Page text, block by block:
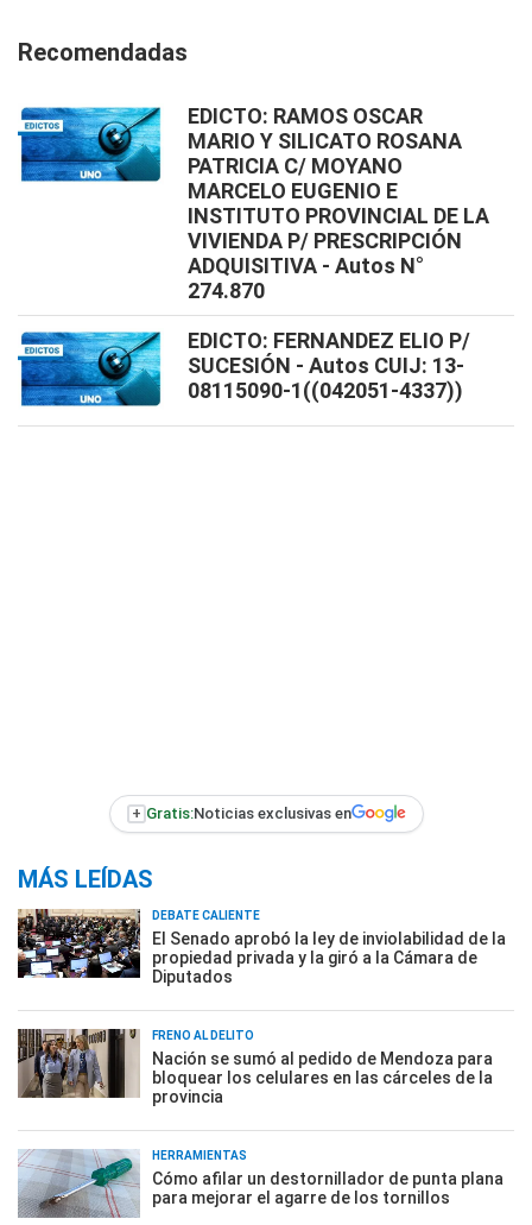
Recomendadas
EDICTO: RAMOS OSCAR
MARIO Y SILICATO ROSANA
PATRICIA C/ MOYANO
MARCELO EUGENIO E
INSTITUTO PROVINCIAL DE LA
VIVIENDA P/ PRESCRIPCIÓN
ADQUISITIVA - Autos N°
274.870
EDICTO: FERNANDEZ ELIO P/
SUCESIÓN - Autos CUIJ: 13-
08115090-1((042051-4337))
+ Gratis:Noticias exclusivas en
MÁS LEÍDAS
DEBATE CALIENTE
El Senado aprobó la ley de inviolabilidad de la
propiedad privada y la giró a la Cámara de
Diputados
FRENO AL DELITO
Nación se sumó al pedido de Mendoza para
bloquear los celulares en las cárceles de la
provincia
HERRAMIENTAS
Cómo afilar un destornillador de punta plana
para mejorar el agarre de los tornillos